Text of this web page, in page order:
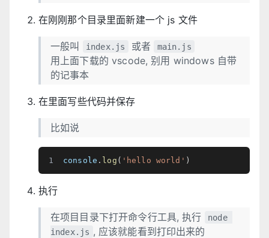
在刚刚那个目录里面新建一个 js 文件
一般叫 index.js 或者 main.js
用上面下载的 vscode, 别用 windows 自带
的记事本
在里面写些代码并保存
比如说
console . log ( 'hello world' )
执行
在项目目录下打开命令行工具, 执行
node
index.js , 应该就能看到打印出来的